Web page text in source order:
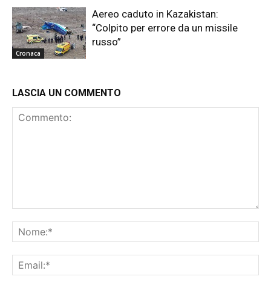
Cronaca
Aereo caduto in Kazakistan:
“Colpito per errore da un missile
russo”
LASCIA UN COMMENTO